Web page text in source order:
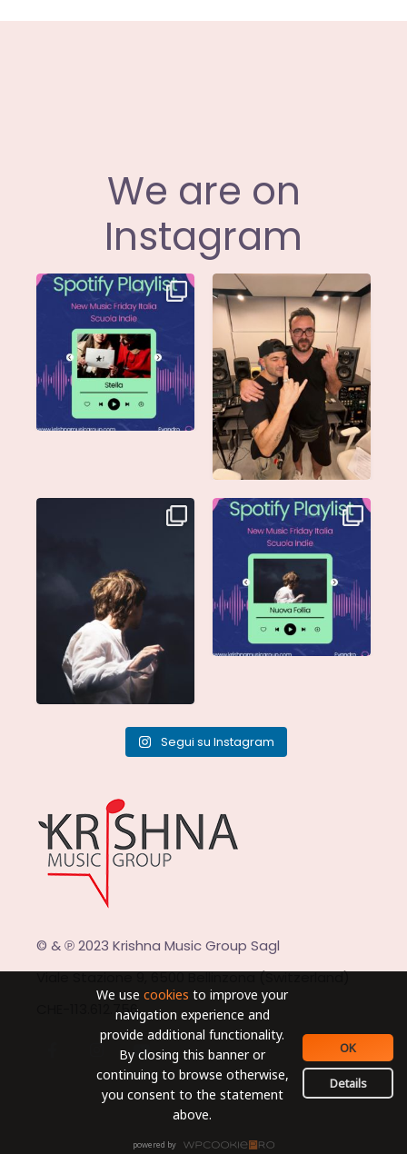
We use cookies to improve your
navigation experience and
provide additional functionality.
By closing this banner or
continuing to browse otherwise,
you consent to the statement
above.
OK
Details
powered by WPCookiePro
We are on
Instagram
Stella di
@musicadievandro è
disponibile su tutte
Siamo entusiasti di
annunciare che
@moseofficial
Singolo: Nuova Follia
Nuova Follia è finalmente
vostra e sta già
Segui su Instagram
© & ℗ 2023 Krishna Music Group Sagl
Viale Stazione 9, 6500 Bellinzona (Switzerland)
CHE-113.612.756